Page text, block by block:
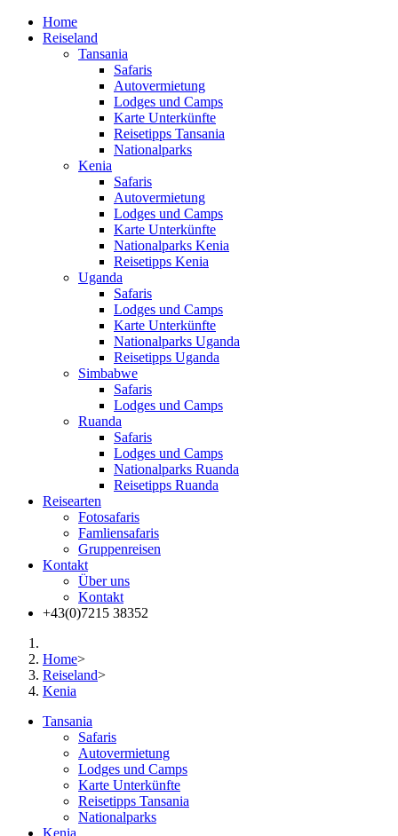
Home
Reiseland
Tansania
Safaris
Autovermietung
Lodges und Camps
Karte Unterkünfte
Reisetipps Tansania
Nationalparks
Kenia
Safaris
Autovermietung
Lodges und Camps
Karte Unterkünfte
Nationalparks Kenia
Reisetipps Kenia
Uganda
Safaris
Lodges und Camps
Karte Unterkünfte
Nationalparks Uganda
Reisetipps Uganda
Simbabwe
Safaris
Lodges und Camps
Ruanda
Safaris
Lodges und Camps
Nationalparks Ruanda
Reisetipps Ruanda
Reisearten
Fotosafaris
Famliensafaris
Gruppenreisen
Kontakt
Über uns
Kontakt
+43(0)7215 38352
Home>
Reiseland>
Kenia
Tansania
Safaris
Autovermietung
Lodges und Camps
Karte Unterkünfte
Reisetipps Tansania
Nationalparks
Kenia